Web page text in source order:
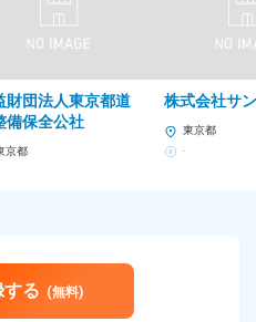
取り組んでいます
財団法人東京都道
備保全公社
京都
株式会社サ
東京都
-
る (無料)